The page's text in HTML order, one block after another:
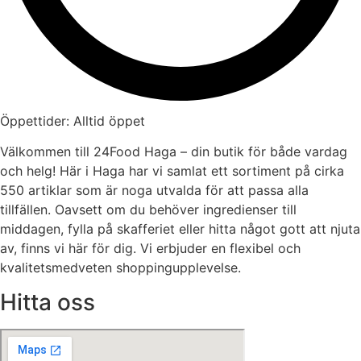
Öppettider: Alltid öppet
Välkommen till 24Food Haga – din butik för både vardag
och helg! Här i Haga har vi samlat ett sortiment på cirka
550 artiklar som är noga utvalda för att passa alla
tillfällen. Oavsett om du behöver ingredienser till
middagen, fylla på skafferiet eller hitta något gott att njuta
av, finns vi här för dig. Vi erbjuder en flexibel och
kvalitetsmedveten shoppingupplevelse.
Hitta oss